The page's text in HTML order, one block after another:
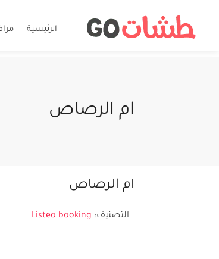
الرئيسية
ام الرصاص
ام الرصاص
التصنيف: Listeo booking